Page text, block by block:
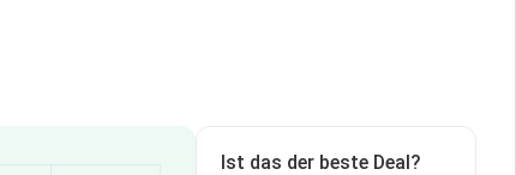
Ist das der beste Deal?